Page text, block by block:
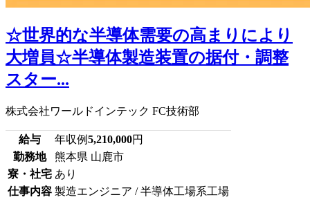
☆世界的な半導体需要の高まりにより
大増員☆半導体製造装置の据付・調整
スター...
株式会社ワールドインテック FC技術部
給与 年収例5,210,000円
勤務地
熊本県 山鹿市
寮・社宅 あり
仕事内容 製造エンジニア / 半導体工場系工場